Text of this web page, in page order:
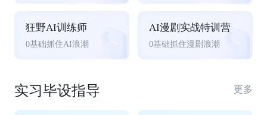
狂野AI训练师
0基础抓住AI浪潮
AI漫剧实战特训营
0基础抓住漫剧浪潮
实习毕设指导 更多